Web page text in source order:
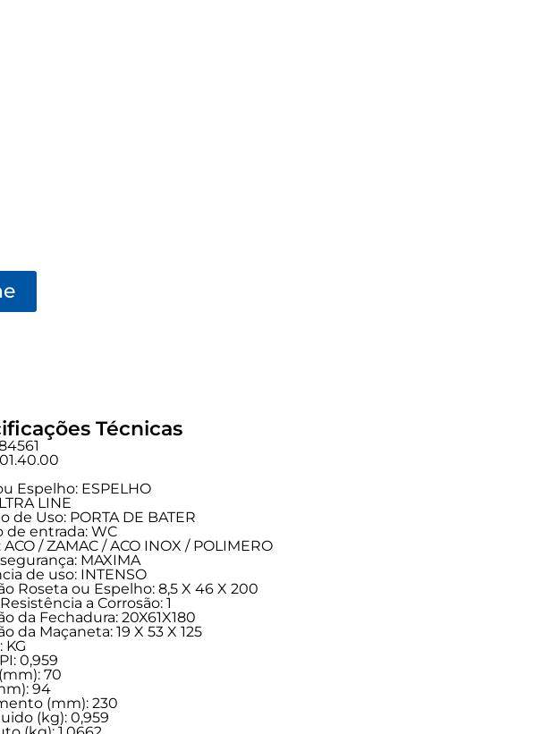
Técnicas
Espelho: ESPELHO
LINE
de Uso: PORTA DE BATER
de entrada: WC
/ ZAMAC / ACO INOX / POLIMERO
MAXIMA
de uso: INTENSO
Roseta ou Espelho: 8,5 X 46 X 200
a Corrosão: 1
da Fechadura: 20X61X180
da Maçaneta: 19 X 53 X 125
KG
0,959
70
94
(mm): 230
(kg): 0,959